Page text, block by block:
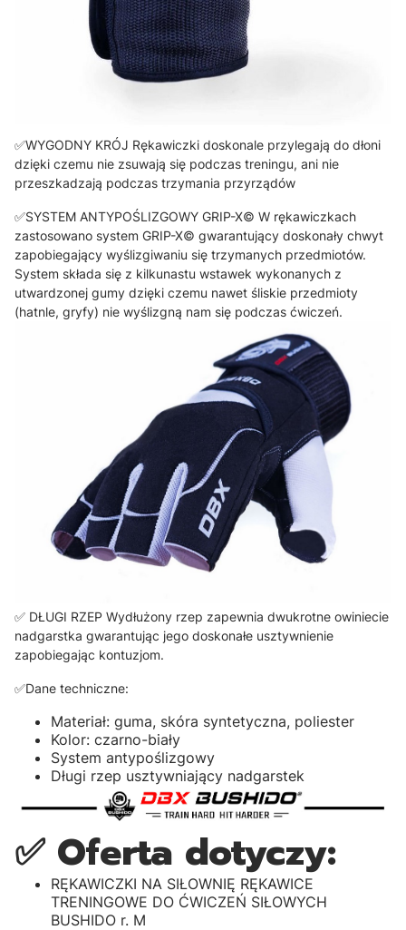
✅WYGODNY KRÓJ Rękawiczki doskonale przylegają do dłoni
dzięki czemu nie zsuwają się podczas treningu, ani nie
przeszkadzają podczas trzymania przyrządów
✅SYSTEM ANTYPOŚLIZGOWY GRIP-X© W rękawiczkach
zastosowano system GRIP-X© gwarantujący doskonały chwyt
zapobiegający wyślizgiwaniu się trzymanych przedmiotów.
System składa się z kilkunastu wstawek wykonanych z
utwardzonej gumy dzięki czemu nawet śliskie przedmioty
(hatnle, gryfy) nie wyślizgną nam się podczas ćwiczeń.
✅ DŁUGI RZEP Wydłużony rzep zapewnia dwukrotne owiniecie
nadgarstka gwarantując jego doskonałe usztywnienie
zapobiegając kontuzjom.
✅Dane techniczne:
Materiał: guma, skóra syntetyczna, poliester
Kolor: czarno-biały
System antypoślizgowy
Długi rzep usztywniający nadgarstek
✅ Oferta dotyczy:
RĘKAWICZKI NA SIŁOWNIĘ RĘKAWICE
TRENINGOWE DO ĆWICZEŃ SIŁOWYCH
BUSHIDO r. M